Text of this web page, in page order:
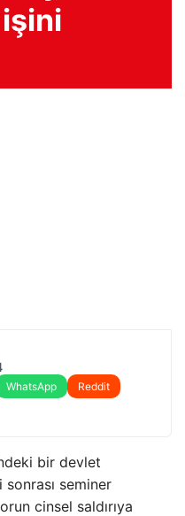
WhatsApp
Reddit
bir devlet
seminer
cinsel saldırıya